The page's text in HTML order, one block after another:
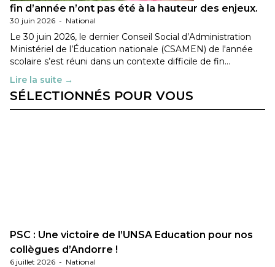
fin d’année n’ont pas été à la hauteur des enjeux.
30 juin 2026 - National
Le 30 juin 2026, le dernier Conseil Social d’Administration
Ministériel de l’Éducation nationale (CSAMEN) de l'année
scolaire s’est réuni dans un contexte difficile de fin…
Lire la suite →
SÉLECTIONNÉS POUR VOUS
PSC : Une victoire de l’UNSA Education pour nos
collègues d’Andorre !
6 juillet 2026 - National